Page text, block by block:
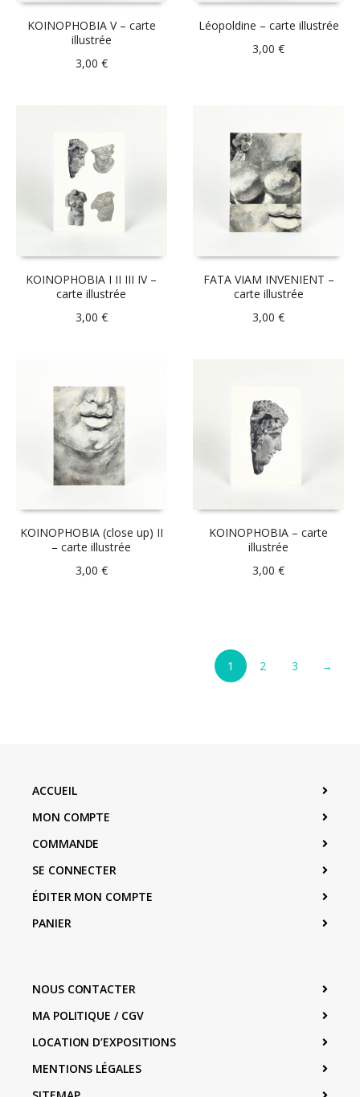
KOINOPHOBIA V – carte
illustrée
3,00 €
Léopoldine – carte illustrée
3,00€
KOINOPHOBIA I II III IV –
carte illustrée
3,00 €
FATA VIAM INVENIENT –
carte illustrée
3,00€
KOINOPHOBIA (close up) II
– carte illustrée
3,00 €
KOINOPHOBIA – carte
illustrée
3,00€
1 2 3 →
ACCUEIL
MON COMPTE
COMMANDE
SE CONNECTER
ÉDITER MON COMPTE
PANIER
NOUS CONTACTER
MA POLITIQUE / CGV
LOCATION D’EXPOSITIONS
MENTIONS LÉGALES